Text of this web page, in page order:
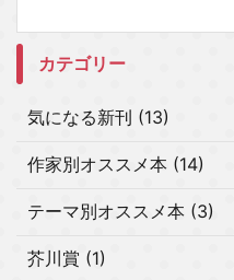
カテゴリー
気になる新刊 (13)
作家別オススメ本 (14)
テーマ別オススメ本 (3)
芥川賞 (1)